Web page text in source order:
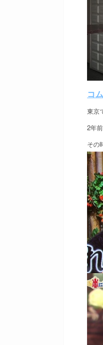
コ
東京
2年
その